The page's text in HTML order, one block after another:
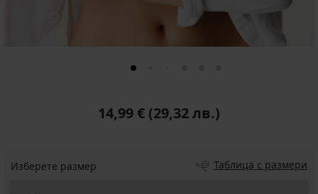
14,99 € (29,32 лв.)
Изберете размер Таблица с размери